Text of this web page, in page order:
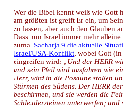
Wer die Bibel kennt weiß wie Gott
am größten ist greift Er ein, um
zu lassen, aber auch den Glauben
Dass nun Israel immer mehr alleine
zumal Sacharja 9 die aktuelle
Israel/USA-Konflikt, wobei Gott
eingreifen wird:
„Und der HERR
und sein Pfeil wird ausfahren wie
Herr, wird in die Posaune stoßen
Stürmen des Südens. Der HERR
beschirmen, und sie werden die
Schleudersteinen unterwerfen; und